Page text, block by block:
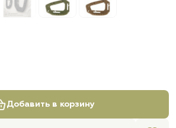
Добавить в корзину